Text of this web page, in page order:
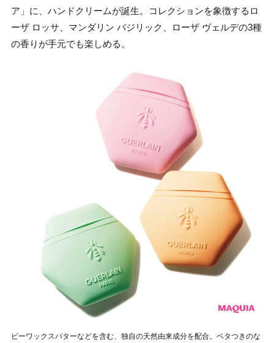
ア」に、ハンドクリームが誕生。コレクションを象徴するロ
ーザ ロッサ、マンダリン バジリック、ローザ ヴェルデの3種
の香りが手元でも楽しめる。
ビーワックスバターなどを含む、独自の天然由来成分を配合。ベタつきのな